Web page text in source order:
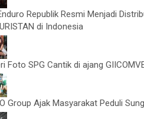
Republik Resmi Menjadi
di Indonesia
Foto SPG Cantik di ajang
Group Ajak Masyarakat Peduli